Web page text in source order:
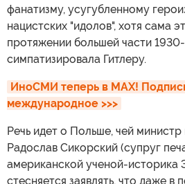
фанатизму, усугубленному
нацистских "идолов", хотя сама
протяжении большей части
симпатизировала Гитлеру.
ИноСМИ теперь в MAX!
международное >>>
Речь идет о Польше, чей
Радослав Сикорский (супруг
американской ученой-историка
стесняется заявлять, что даже в